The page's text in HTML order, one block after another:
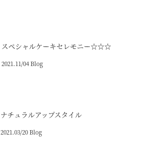
スペシャルケーキセレモニー☆☆☆
2021.11/04 Blog
ナチュラルアップスタイル
2021.03/20 Blog